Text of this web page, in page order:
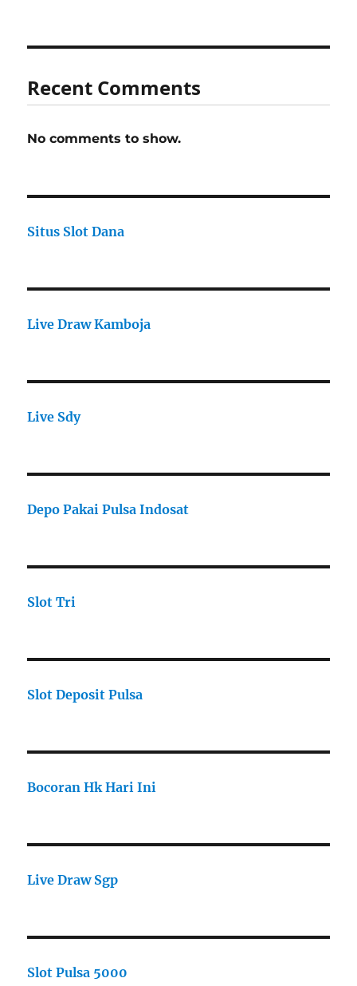
Recent Comments
No comments to show.
Situs Slot Dana
Live Draw Kamboja
Live Sdy
Depo Pakai Pulsa Indosat
Slot Tri
Slot Deposit Pulsa
Bocoran Hk Hari Ini
Live Draw Sgp
Slot Pulsa 5000